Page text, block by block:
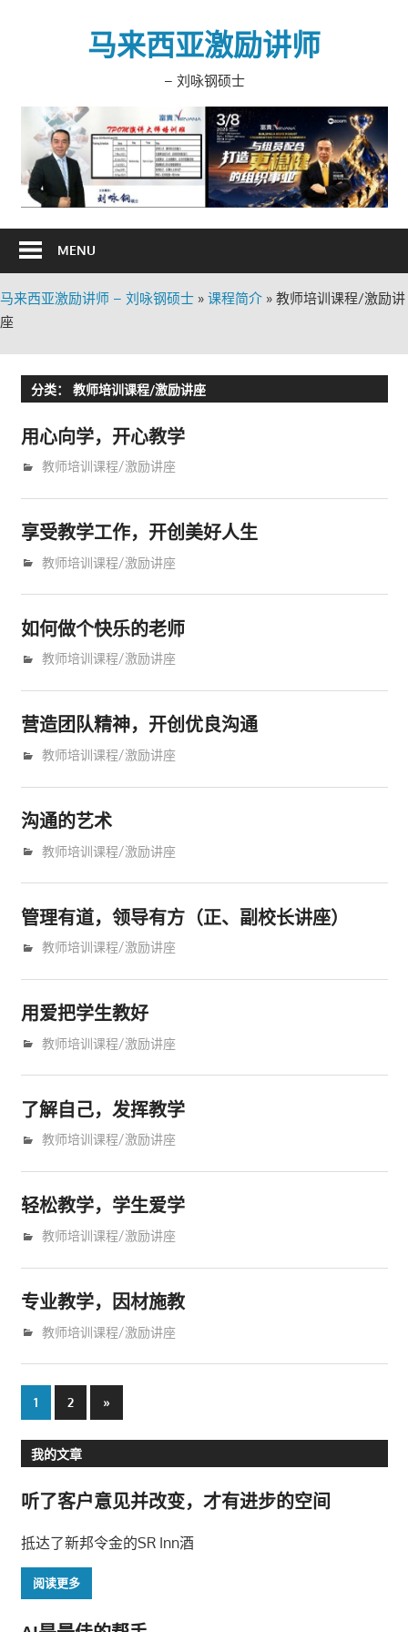
马来西亚激励讲师
– 刘咏钢硕士
MENU
马来西亚激励讲师 – 刘咏钢硕士 » 课程简介 » 教师培训课程/激励讲
座
分类： 教师培训课程/激励讲座
用心向学，开心教学
9月 14, 2010
trainer
教师培训课程/激励讲座
享受教学工作，开创美好人生
9月 14, 2010
trainer
教师培训课程/激励讲座
如何做个快乐的老师
9月 14, 2010
trainer
教师培训课程/激励讲座
营造团队精神，开创优良沟通
9月 14, 2010
trainer
教师培训课程/激励讲座
沟通的艺术
9月 14, 2010
trainer
教师培训课程/激励讲座
管理有道，领导有方（正、副校长讲座）
9月 14, 2010
trainer
教师培训课程/激励讲座
用爱把学生教好
9月 14, 2010
trainer
教师培训课程/激励讲座
了解自己，发挥教学
9月 14, 2010
trainer
教师培训课程/激励讲座
轻松教学，学生爱学
9月 14, 2010
trainer
教师培训课程/激励讲座
专业教学，因材施教
9月 14, 2010
trainer
教师培训课程/激励讲座
文
章
导
航
1 2
Next
Posts
»
我的文章
听了客户意见并改变，才有进步的空间
抵达了新邦令金的SR Inn酒
阅读更多